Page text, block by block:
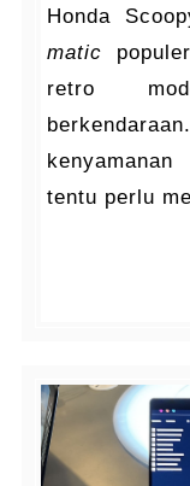
Honda
matic
retro
tentu perlu